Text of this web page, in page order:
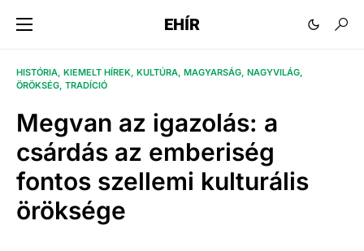
EHÍR
HISTÓRIA KIEMELT HÍREK KULTÚRA MAGYARSÁG NAGYVILÁG
ÖRÖKSÉG TRADÍCIÓ
Megvan az igazolás: a
csárdás az emberiség
fontos szellemi kulturális
öröksége